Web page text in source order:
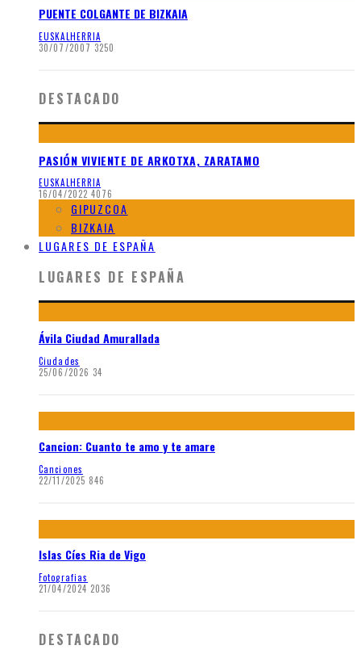
PUENTE COLGANTE DE BIZKAIA
EUSKALHERRIA
30/07/2007 3250
DESTACADO
PASIÓN VIVIENTE DE ARKOTXA, ZARATAMO
EUSKALHERRIA
16/04/2022 4076
GIPUZCOA
BIZKAIA
LUGARES DE ESPAÑA
LUGARES DE ESPAÑA
Ávila Ciudad Amurallada
Ciudades
25/06/2026 34
Cancion: Cuanto te amo y te amare
Canciones
22/11/2025 846
Islas Cíes Ria de Vigo
Fotografias
21/04/2024 2036
DESTACADO